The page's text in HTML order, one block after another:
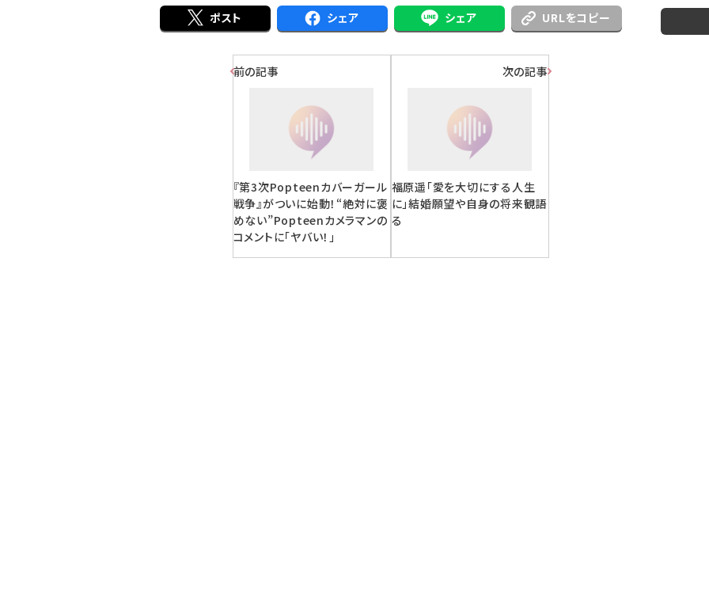
ポスト シェア シェア URLをコピー
前の記事
『第3次Popteenカバーガール
戦争』がついに始動！“絶対に褒
めない”Popteenカメラマンの
コメントに「ヤバい！」
次の記事
福原遥「愛を大切にする人生
に」結婚願望や自身の将来観語
る